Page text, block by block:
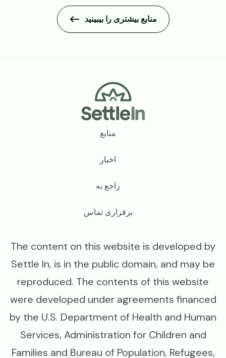
منابع بیشتری را بیبینید
منابع
اخبار
راجع به
برقراری تماس
The content on this website is developed by
Settle In, is in the public domain, and may be
reproduced. The contents of this website
were developed under agreements financed
by the U.S. Department of Health and Human
Services, Administration for Children and
Families and Bureau of Population, Refugees,